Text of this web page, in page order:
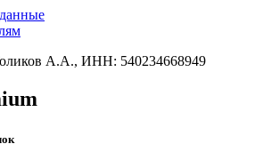
А.А., ИНН: 540234668949